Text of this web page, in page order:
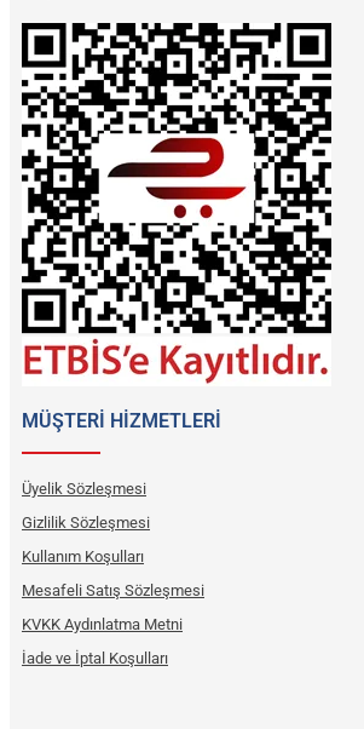
MÜŞTERİ HİZMETLERİ
Üyelik Sözleşmesi
Gizlilik Sözleşmesi
Kullanım Koşulları
Mesafeli Satış Sözleşmesi
KVKK Aydınlatma Metni
İade ve İptal Koşulları